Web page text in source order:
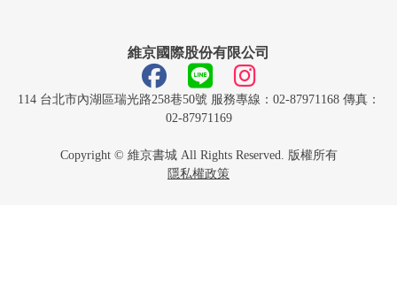
維京國際股份有限公司
114 台北市內湖區瑞光路258巷50號 服務專線：02-87971168 傳真：
02-87971169
Copyright © 維京書城 All Rights Reserved. 版權所有
隱私權政策